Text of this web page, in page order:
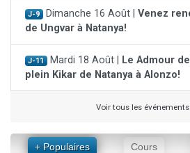
J-9 Dimanche 16 Août | Venez
de Ungvar à Natanya!
J-11 Mardi 18 Août |
Le Admour
plein Kikar de Natanya à Alonzo!
Voir tous les
+ Populaires Cours